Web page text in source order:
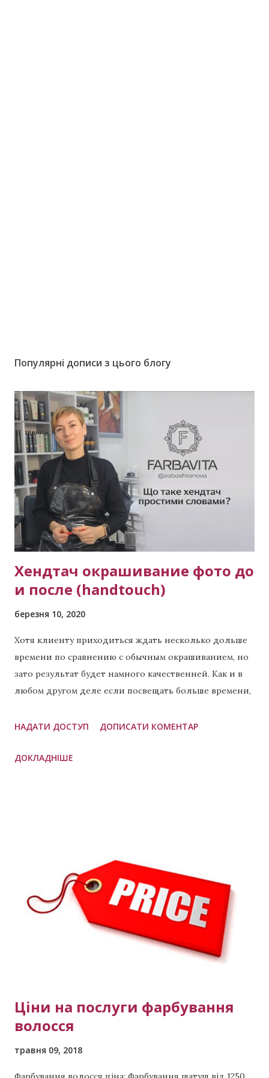
Популярні дописи з цього блогу
Хендтач окрашивание фото до
и после (handtouch)
березня 10, 2020
Хотя клиенту приходиться ждать несколько дольше
времени по сравнению с обычным окрашиванием, но
зато результат будет намного качественней. Как и в
любом другом деле если посвещать больше времени,
Это техника окрашивания при которой в разных
(пример чистого балаяжа ) и эйртач. Часто это 60/40,
техник одна из которых как раз эйртач. Что такое
обратный хендтач? Так же если очень кратко и
понятно, то это когда из однотонного блонда
делают рельефное окрашивание . Звоните сейчас
Мастер Виктория тел: (активная ссылка) тел +380 99
423 8294 тел +380 98 398 5891 Примеры других
НАДАТИ ДОСТУП ДОПИСАТИ КОМЕНТАР
ДОКЛАДНІШЕ
Ціни на послуги фарбування
волосся
травня 09, 2018